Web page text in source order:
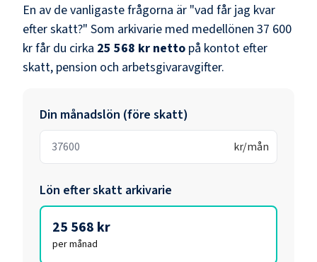
En av de vanligaste frågorna är "vad får jag kvar
efter skatt?" Som arkivarie med medellönen 37 600
krfår du cirka 25 568 kr netto på kontot efter
skatt, pension och arbetsgivaravgifter.
Din månadslön (före skatt)
kr/mån
Lön efter skatt arkivarie
25 568 kr
per månad